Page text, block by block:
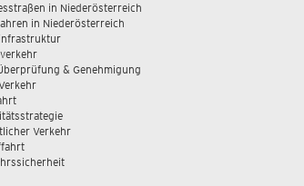
in Niederösterreich
in Niederösterreich
& Genehmigung
Verkehr